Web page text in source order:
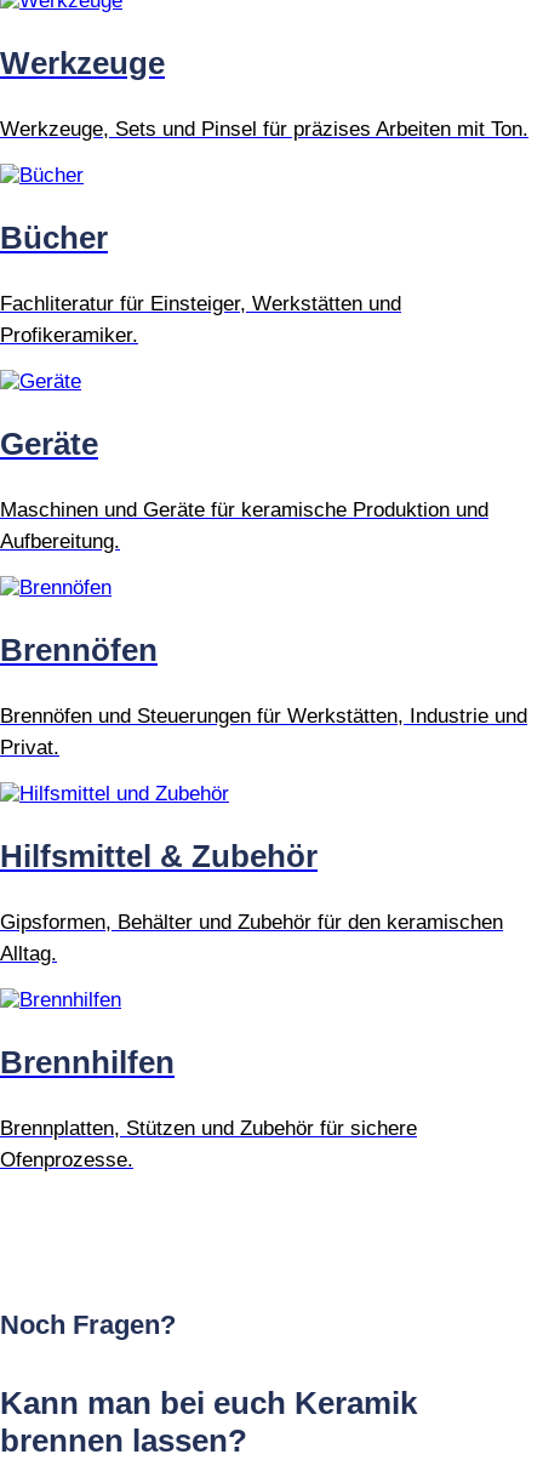
Werkzeuge
Werkzeuge, Sets und Pinsel für präzises Arbeiten mit Ton.
Bücher
Fachliteratur für Einsteiger, Werkstätten und
Profikeramiker.
Geräte
Maschinen und Geräte für keramische Produktion und
Aufbereitung.
Brennöfen
Brennöfen und Steuerungen für Werkstätten, Industrie und
Privat.
Hilfsmittel & Zubehör
Gipsformen, Behälter und Zubehör für den keramischen
Alltag.
Brennhilfen
Brennplatten, Stützen und Zubehör für sichere
Ofenprozesse.
Noch Fragen?
Kann man bei euch Keramik
brennen lassen?